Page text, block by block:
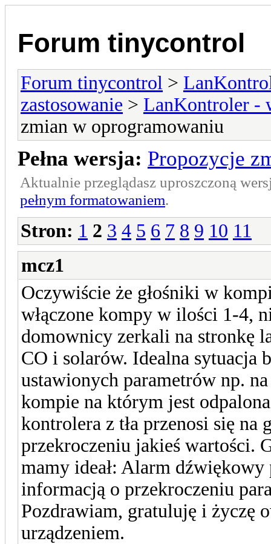
Forum tinycontrol
Forum tinycontrol >
zastosowanie > LanKontroler -
zmian w oprogramowaniu
Pełna wersja: Propozycje
Aktualnie przeglądasz uproszczoną
pełnym formatowaniem.
Stron: 1 2 3 4 5 6 7 8 9 10 11
mcz1
Oczywiście że głośniki w
włączone kompy w ilości 1-4,
domownicy zerkali na stronkę
CO i solarów. Idealna sytuacja
ustawionych parametrów np.
kompie na którym jest
kontrolera z tła przenosi się na
przekroczeniu jakieś wartości.
mamy ideał: Alarm dźwiękowy
informacją o przekroczeniu
Pozdrawiam, gratuluję i życzę
urządzeniem.